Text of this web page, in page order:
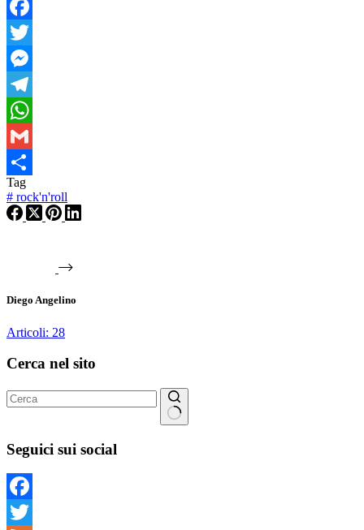
Facebook
Twitter
Messenger
Telegram
WhatsApp
Gmail
Condividi
Tag
# rock'n'roll
Diego Angelino
Articoli: 28
Cerca nel sito
risultato
Seguici sui social
Facebook